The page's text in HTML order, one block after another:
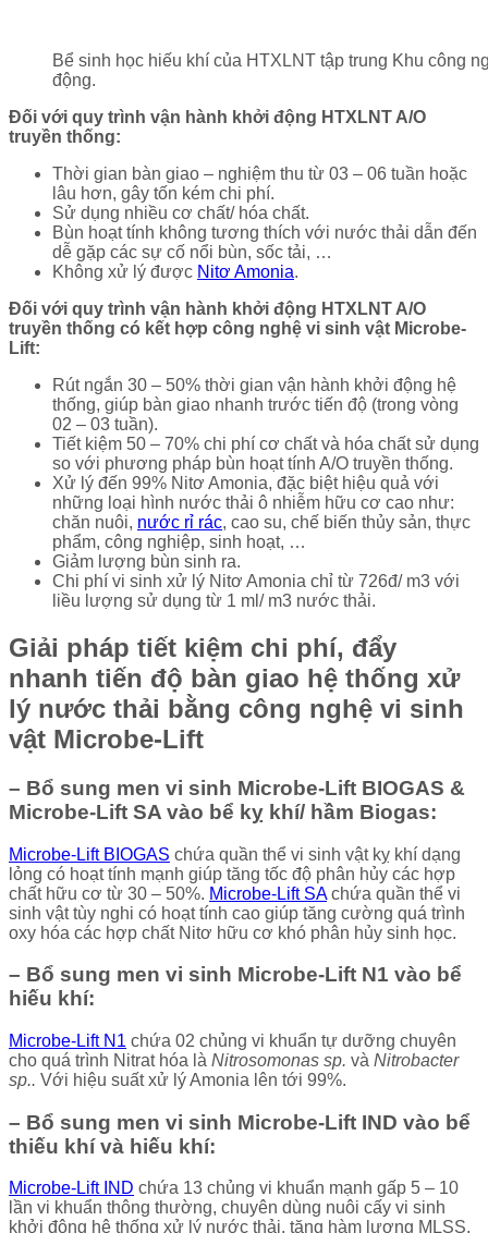
Bể sinh học hiếu khí của HTXLNT tập trung Khu công
động.
Đối với quy trình vận hành khởi động HTXLNT A/O
truyền thống:
Thời gian bàn giao – nghiệm thu từ 03 – 06 tuần hoặc
lâu hơn, gây tốn kém chi phí.
Sử dụng nhiều cơ chất/ hóa chất.
Bùn hoạt tính không tương thích với nước thải dẫn đến
dễ gặp các sự cố nổi bùn, sốc tải, …
Không xử lý được Nitơ Amonia.
Đối với quy trình vận hành khởi động HTXLNT A/O
truyền thống có kết hợp công nghệ vi sinh vật Microbe-
Lift:
Rút ngắn 30 – 50% thời gian vận hành khởi động hệ
thống, giúp bàn giao nhanh trước tiến độ (trong vòng
02 – 03 tuần).
Tiết kiệm 50 – 70% chi phí cơ chất và hóa chất sử dụng
so với phương pháp bùn hoạt tính A/O truyền thống.
Xử lý đến 99% Nitơ Amonia, đặc biệt hiệu quả với
những loại hình nước thải ô nhiễm hữu cơ cao như:
chăn nuôi, nước rỉ rác, cao su, chế biến thủy sản, thực
phẩm, công nghiệp, sinh hoạt, …
Giảm lượng bùn sinh ra.
Chi phí vi sinh xử lý Nitơ Amonia chỉ từ 726đ/ m3 với
liều lượng sử dụng từ 1 ml/ m3 nước thải.
Giải pháp tiết kiệm chi phí, đẩy
nhanh tiến độ bàn giao hệ thống xử
lý nước thải bằng công nghệ vi sinh
vật Microbe-Lift
– Bổ sung men vi sinh Microbe-Lift BIOGAS &
Microbe-Lift SA vào bể kỵ khí/ hầm Biogas:
Microbe-Lift BIOGAS chứa quần thể vi sinh vật kỵ khí dạng
lỏng có hoạt tính mạnh giúp tăng tốc độ phân hủy các hợp
chất hữu cơ từ 30 – 50%. Microbe-Lift SAchứa quần thể vi
sinh vật tùy nghi có hoạt tính cao giúp tăng cường quá trình
oxy hóa các hợp chất Nitơ hữu cơ khó phân hủy sinh học.
– Bổ sung men vi sinh Microbe-Lift N1 vào bể
hiếu khí:
Microbe-Lift N1 chứa 02 chủng vi khuẩn tự dưỡng chuyên
cho quá trình Nitrat hóa là Nitrosomonas sp. và Nitrobacter
sp.. Với hiệu suất xử lý Amonia lên tới 99%.
– Bổ sung men vi sinh Microbe-Lift IND vào bể
thiếu khí và hiếu khí:
Microbe-Lift IND chứa 13 chủng vi khuẩn mạnh gấp 5 – 10
lần vi khuẩn thông thường, chuyên dùng nuôi cấy vi sinh
khởi động hệ thống xử lý nước thải, tăng hàm lượng MLSS,